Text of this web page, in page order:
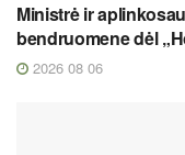
Ministrė ir
bendruomene dėl
2026 08 06